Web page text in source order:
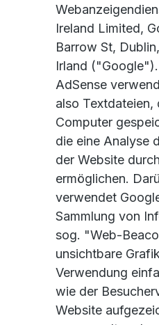
Ireland Limited,
Barrow St,
Irland
AdSense
also Textdateien,
Computer
die eine Analyse
der Website
ermöglichen.
verwendet
Sammlung von
sog. "Web-
unsichtbare
Verwendung
wie der
Website